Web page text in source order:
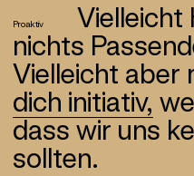
Proaktiv
Vielleicht
nichts
Vielleicht aber
dich initiativ,
dass wir uns
sollten.